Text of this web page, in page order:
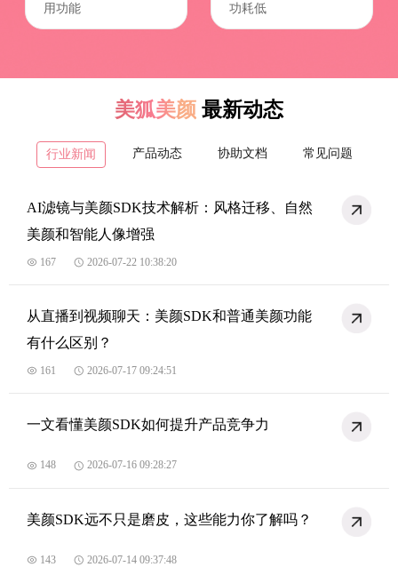
用功能
功耗低
美狐美颜 最新动态
行业新闻 产品动态 协助文档 常见问题
AI滤镜与美颜SDK技术解析：风格迁移、自然
美颜和智能人像增强
167 2026-07-22 10:38:20
从直播到视频聊天：美颜SDK和普通美颜功能
有什么区别？
161 2026-07-17 09:24:51
一文看懂美颜SDK如何提升产品竞争力
148 2026-07-16 09:28:27
美颜SDK远不只是磨皮，这些能力你了解吗？
143 2026-07-14 09:37:48